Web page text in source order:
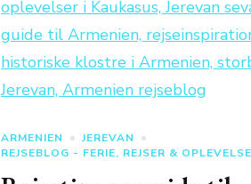
ARMENIEN
JEREVAN
REJSEBLOG - FERIE, REJSER &